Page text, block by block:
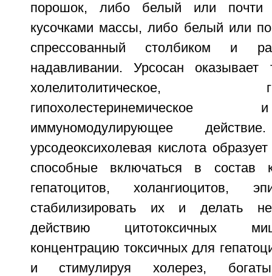
порошок, либо белый или
кусочками массы, либо белый или
спрессованный столбиком и
надавливании. Урсосан оказывает
холелитолитическое,
иммуномодулирующее
урсодеоксихолевая кислота
способные включаться в состав
гепатоцитов, холангиоцитов,
стабилизировать их и делать
действию цитотоксичных
концентрацию токсичных для
и стимулируя холерез,